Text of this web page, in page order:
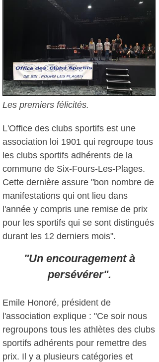
Les premiers félicités.
L'Office des clubs sportifs est une
association loi 1901 qui regroupe tous
les clubs sportifs adhérents de la
commune de Six-Fours-Les-Plages.
Cette dernière assure "bon nombre de
manifestations qui ont lieu dans
l'année y compris une remise de prix
pour les sportifs qui se sont distingués
durant les 12 derniers mois".
"Un encouragement à
persévérer".
Emile Honoré, président de
l'association explique : "Ce soir nous
regroupons tous les athlètes des clubs
sportifs adhérents pour remettre des
prix. Il y a plusieurs catégories et